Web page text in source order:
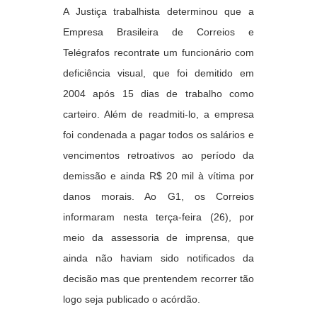
A Justiça trabalhista determinou que a
Empresa Brasileira de Correios e
Telégrafos recontrate um funcionário com
deficiência visual, que foi demitido em
2004 após 15 dias de trabalho como
carteiro. Além de readmiti-lo, a empresa
foi condenada a pagar todos os salários e
vencimentos retroativos ao período da
demissão e ainda R$ 20 mil à vítima por
danos morais. Ao G1, os Correios
informaram nesta terça-feira (26), por
meio da assessoria de imprensa, que
ainda não haviam sido notificados da
decisão mas que prentendem recorrer tão
logo seja publicado o acórdão.